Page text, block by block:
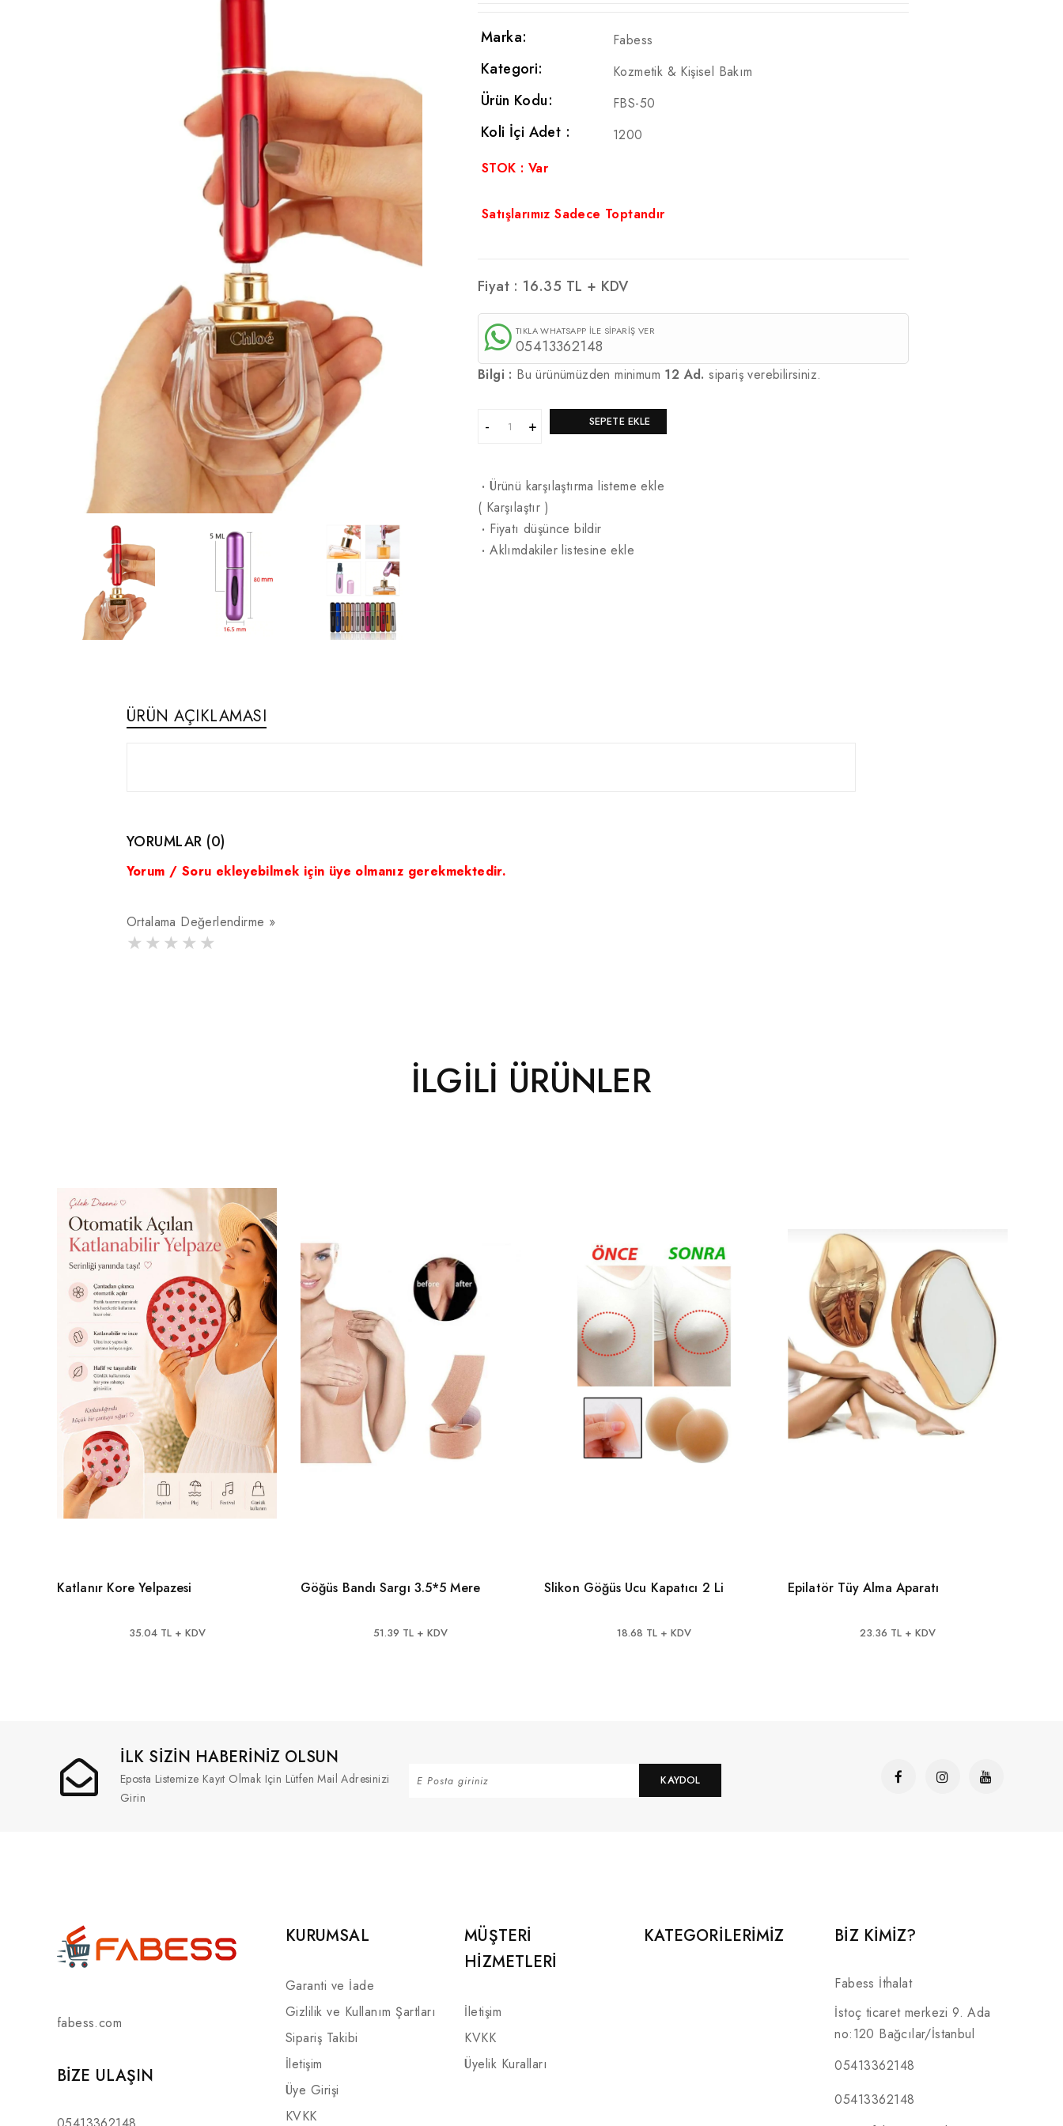
Marka: Fabess
Kategori: Kozmetik & Kişisel Bakım
Ürün Kodu: FBS-50
Koli İçi Adet :
1200
STOK : Var
Satışlarımız Sadece Toptandır
Fiyat : 16.35 TL + KDV
TIKLA WHATSAPP İLE SİPARİŞ VER
05413362148
Bilgi : Bu ürünümüzden minimum 12 Ad. sipariş verebilirsiniz.
SEPETE EKLE
·Ürünü karşılaştırma listeme ekle
( Karşılaştır )
· Fiyatı düşünce bildir
·Aklımdakiler listesine ekle
ÜRÜN AÇIKLAMASI
YORUMLAR (0)
Yorum / Soru ekleyebilmek için üye olmanız gerekmektedir.
Ortalama Değerlendirme »
İLGILI ÜRÜNLER
Katlanır Kore Yelpazesi
35.04 TL + KDV
Göğüs Bandı Sargı 3.5*5 Mere
51.39 TL + KDV
Slikon Göğüs Ucu Kapatıcı 2 Li
18.68 TL + KDV
Epilatör Tüy Alma Aparatı
23.36 TL + KDV
İLK SİZİN HABERİNİZ OLSUN
Eposta Listemize Kayıt Olmak Için Lütfen Mail Adresinizi
Girin
KAYDOL
fabess.com
BIZE ULAŞIN
KURUMSAL
Garanti ve İade
Gizlilik ve Kullanım Şartları
Sipariş Takibi
İletişim
Üye Girişi
KVKK
MÜŞTERI
HIZMETLERI
İletişim
KVKK
Üyelik Kuralları
KATEGORILERIMIZ BİZ KİMİZ?
Fabess İthalat
İstoç ticaret merkezi 9. Ada
no:120 Bağcılar/İstanbul
05413362148
05413362148